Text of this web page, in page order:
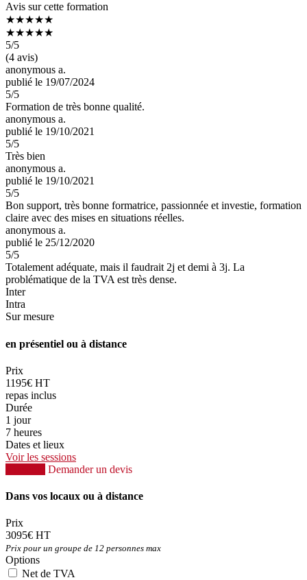
Avis sur cette formation
★★★★★
★★★★★
5/5
(4 avis)
anonymous a.
publié le 19/07/2024
5/5
Formation de très bonne qualité.
anonymous a.
publié le 19/10/2021
5/5
Très bien
anonymous a.
publié le 19/10/2021
5/5
Bon support, très bonne formatrice, passionnée et investie, formation
claire avec des mises en situations réelles.
anonymous a.
publié le 25/12/2020
5/5
Totalement adéquate, mais il faudrait 2j et demi à 3j. La
problématique de la TVA est très dense.
Inter
Intra
Sur mesure
en présentiel ou à distance
Prix
1195€ HT
repas inclus
Durée
1 jour
7 heures
Dates et lieux
Voir les sessions
Demander un devis
Dans vos locaux ou à distance
Prix
3095€ HT
Prix pour un groupe de 12 personnes max
Options
Net de TVA